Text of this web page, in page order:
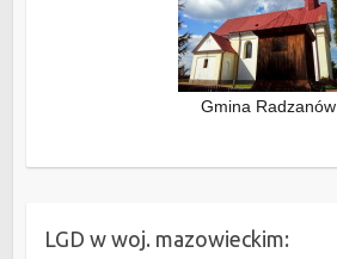
Gmina Radzanów
LGD w woj. mazowieckim: